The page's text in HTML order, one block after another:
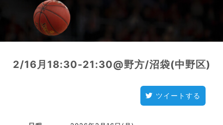
2/16月18:30-21:30@野方/沼袋(中野区)
ツイートする